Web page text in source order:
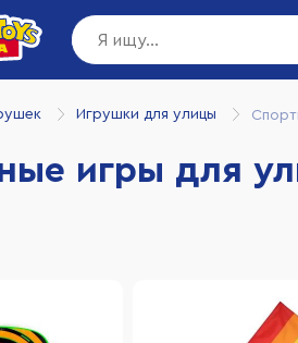
Игрушки для улицы
игры для